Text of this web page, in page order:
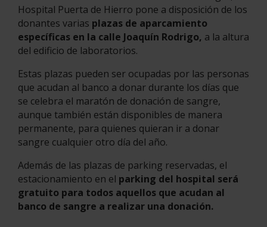
Hospital Puerta de Hierro pone a disposición de los
donantes varias plazas de aparcamiento
específicas en la calle Joaquín Rodrigo, a la altura
del edificio de laboratorios.
Estas plazas pueden ser ocupadas por las personas
que acudan al banco a donar durante los días que
se celebra el maratón de donación de sangre,
aunque también están disponibles de manera
permanente, para quienes quieran ir a donar
sangre cualquier otro día del año.
Además de las plazas de parking reservadas, el
estacionamiento en el parking del hospital será
gratuito para todos aquellos que acudan al
banco de sangre a realizar una donación.